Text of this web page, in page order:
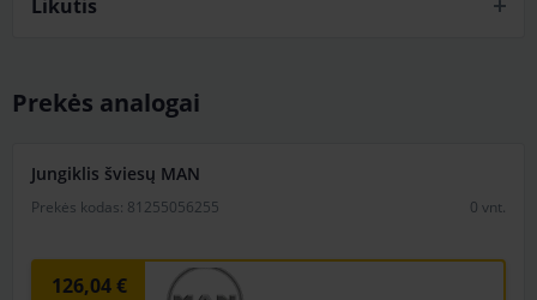
Likutis
Prekės analogai
Jungiklis šviesų MAN
Prekės kodas: 81255056255 0 vnt.
126,04 €